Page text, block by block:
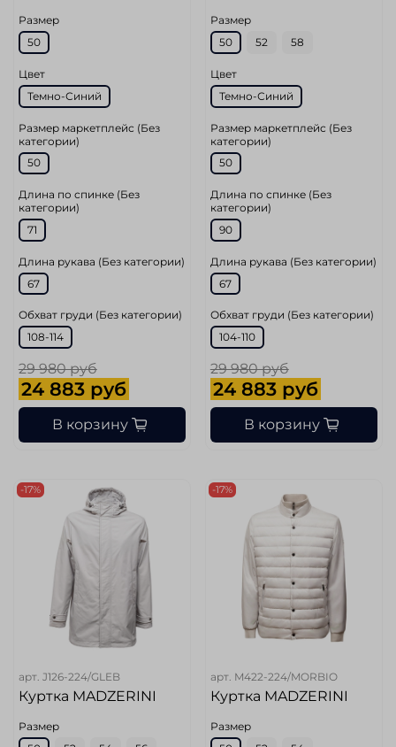
Размер
50
Цвет
Темно-Синий
Размер маркетплейс (Без
категории)
50
Длина по спинке (Без
категории)
71
Длина рукава (Без категории)
67
Обхват груди (Без категории)
108-114
29 980 руб
24 883 руб
В корзину
Размер
50
52 58
Цвет
Темно-Синий
Размер маркетплейс (Без
категории)
50
Длина по спинке (Без
категории)
90
Длина рукава (Без категории)
67
Обхват груди (Без категории)
104-110
29 980 руб
24 883 руб
В корзину
-17%
арт. J126-224/GLEB
Куртка MADZERINI
Размер
-17%
арт. M422-224/MORBIO
Куртка MADZERINI
Размер